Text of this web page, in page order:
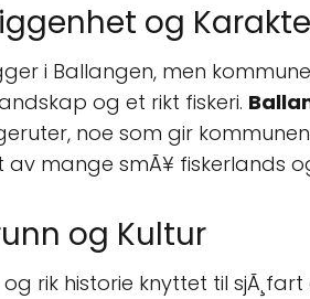
og
i Ballangen, men
og et rikt fiskeri.
noe som gir
mange smÃ¥ fiskerlands
og Kultur
rik historie knyttet til